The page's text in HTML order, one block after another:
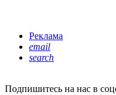
Реклама
email
search
Подпишитесь на нас в